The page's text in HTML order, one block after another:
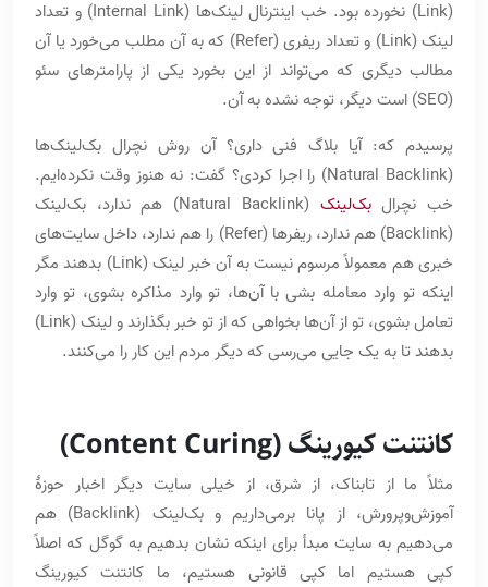
(Link) نخورده بود. خب اینترنال لینک‌ها (Internal Link) و تعداد
لینک (Link) و تعداد ریفری (Refer) که به آن مطلب می‌خورد یا آن
مطالب دیگری که می‌تواند از این بخورد یکی از پارامترهای سئو
(SEO) است دیگر، توجه نشده به آن.
پرسیدم که: آیا بلاگ فنی داری؟ آن روش نچرال بک‌لینک‌ها
(Natural Backlink)‌ را اجرا کردی؟ گفت: نه هنوز وقت نکرده‌ایم.
خب نچرالبک‌لینک
(Natural Backlink) هم ندارد، بک‌لینک
(Backlink) هم ندارد، ریفرها (Refer) را هم ندارد، داخل سایت‌های
خبری هم معمولاً مرسوم نیست به آن خبر لینک (Link) بدهند مگر
اینکه تو وارد معامله بشی با آن‌ها، تو وارد مذاکره بشوی، تو وارد
تعامل بشوی، تو از آن‌ها بخواهی که از تو خبر بگذارند و لینک (Link)
بدهند تا به یک جایی می‌رسی که دیگر مردم این کار را می‌کنند.
کانتنت کیورینگ (Content Curing)
مثلاً ما از تابناک، از شرق، از خیلی سایت دیگر اخبار حوزۀ
آموزش‌وپرورش، از پانا برمی‌داریم و بک‌لینک (Backlink) هم
می‌دهیم به سایت مبدأ برای اینکه نشان بدهیم به گوگل که اصلاً
کپی هستیم اما کپی قانونی هستیم، ما کانتنت کیورینگ